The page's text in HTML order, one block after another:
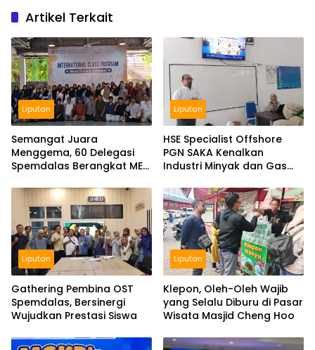
Artikel Terkait
Liputan
Semangat Juara
Menggema, 60 Delegasi
Spemdalas Berangkat ME
Liputan
HSE Specialist Offshore
PGN SAKA Kenalkan
Industri Minyak dan Gas
Liputan
Gathering Pembina OST
Spemdalas, Bersinergi
Wujudkan Prestasi Siswa
Liputan
Klepon, Oleh-Oleh Wajib
yang Selalu Diburu di Pasar
Wisata Masjid Cheng Hoo